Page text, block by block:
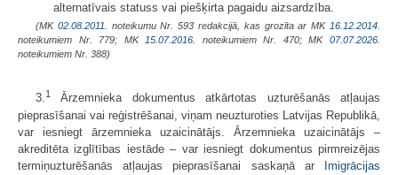
alternatīvais statuss vai piešķirta pagaidu aizsardzība.
(MK 02.08.2011. noteikumu Nr. 593 redakcijā, kas grozīta ar MK 16.12.2014.
noteikumiem Nr. 779; MK 15.07.2016. noteikumiem Nr. 470; MK07.07.2026.
noteikumiem Nr. 388)
3.1
Ārzemnieka dokumentus atkārtotas uzturēšanās atļaujas
pieprasīšanai vai reģistrēšanai, viņam neuzturoties Latvijas Republikā,
var iesniegt ārzemnieka uzaicinātājs. Ārzemnieka uzaicinātājs –
akreditēta izglītības iestāde – var iesniegt dokumentus pirmreizējas
termiņuzturēšanās atļaujas pieprasīšanai saskaņā ar Imigrācijas